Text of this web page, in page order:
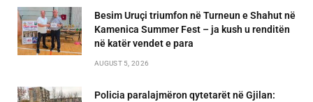
Besim Uruçi triumfon në Turneun e Shahut në
Kamenica Summer Fest – ja kush u renditën
në katër vendet e para
AUGUST 5, 2026
Policia paralajmëron qytetarët në Gjilan: